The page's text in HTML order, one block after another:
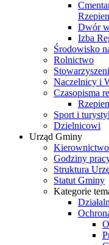
Dwór
Izba
Środowisko
Rolnictwo
Naczelnicy i
Czasopisma
Sport i
Dzielnicowi
Urząd Gminy
Kierownictwo
Godziny
Struktura
Statut Gminy
Kategorie